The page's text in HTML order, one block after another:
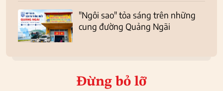
"Ngôi sao" tỏa sáng trên những
cung đường Quảng Ngãi
Đừng bỏ lỡ